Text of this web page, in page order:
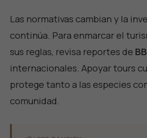
Las normativas cambian y la
continúa. Para enmarcar el
sus reglas, revisa reportes de
internacionales. Apoyar tours
protege tanto a las especies
comunidad.